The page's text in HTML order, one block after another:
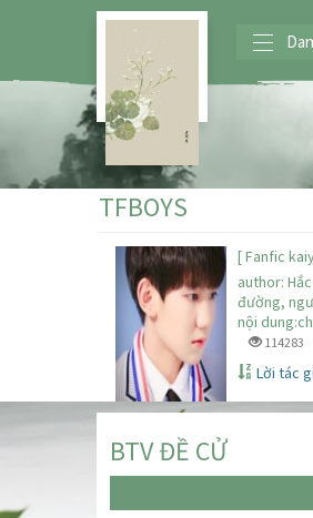
TFBOYS
[ Fanfic
author:
đường,
nội
114283
Lời tác
BTV ĐỀ CỬ